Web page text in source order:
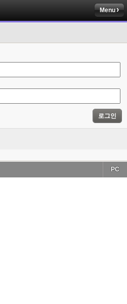
Menu
로그인
PC